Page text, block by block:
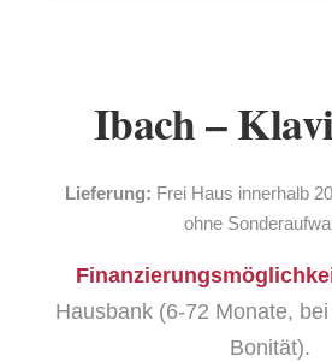
Ibach –
Lieferung: Frei Haus innerhalb
ohne
Hausbank (6-72 Monate,
Bonität).